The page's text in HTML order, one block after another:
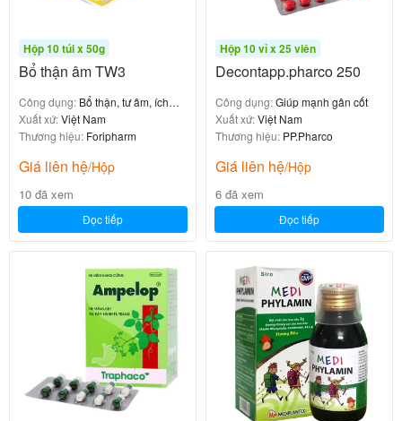
trường hợp sau
Không sử dụng trong trường hợp quá mẫn cảm với
bất kỳ thành phần nào của sản phẩm.
Cảnh báo và thận trọng khi dùng
thuốc Deconproct
Để xa tầm nhìn và tầm với của trẻ nhỏ. Không sử
dụng thuốc cho bất kỳ mục đích nào ngoài mục đích
Không sử dụng sản phẩm khi hết hạn sử dụng, hạn
sử dụng được in trên hộp và vỉ viên đặt. Không sử
dụng nếu bao bì bị hư hỏng.
Hộp 10 túi x 50g
Bổ thận âm TW3
Công dụng: Bổ thận, tư âm, ích
tinh huyết
Xuất xứ:Việt Nam
Thương hiệu: Foripharm
Giá liên hệ/Hộp
10 đã xem
Đọc tiếp
Hộp 10 vỉ x 25 viên
Decontapp.pharco 250
Công dụng:Giúp mạnh gân cốt
Xuất xứ:Việt Nam
Thương hiệu: PP.Pharco
Giá liên hệ/Hộp
6 đã xem
Đọc tiếp